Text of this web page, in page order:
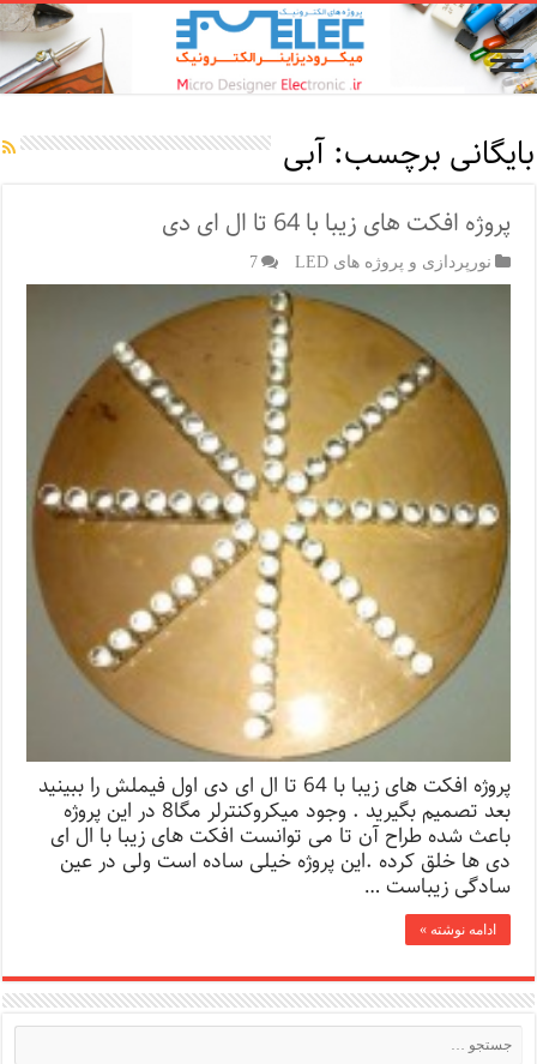
بایگانی برچسب:آبی
پروژه افکت های زیبا با 64 تا ال ای دی
نورپردازی و پروژه های LED 7
پروژه افکت های زیبا با 64 تا ال ای دی اول فیملش را ببینید
بعد تصمیم بگیرید . وجود میکروکنترلر مگا8 در این پروژه
باعث شده طراح آن تا می توانست افکت های زیبا با ال ای
دی ها خلق کرده .این پروژه خیلی ساده است ولی در عین
سادگی زیباست …
ادامه نوشته »